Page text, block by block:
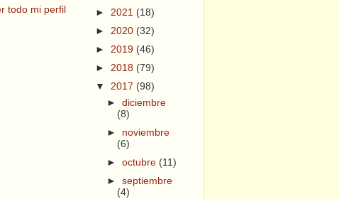
todo mi perfil
► 2021 (18)
► 2020 (32)
► 2019 (46)
► 2018 (79)
▼ 2017 (98)
►diciembre
(8)
► noviembre
(6)
►octubre (11)
►septiembre
(4)